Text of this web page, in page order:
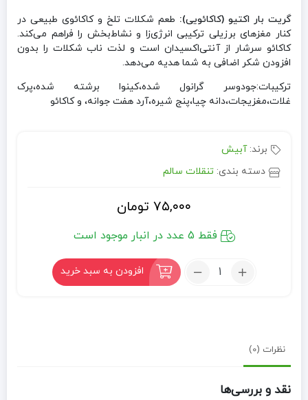
گریت بار اکتیو (کاکائویی): طعم شکلات تلخ و کاکائوی طبیعی در
کنار مغزهای برزیلی ترکیبی انرژی‌زا و نشاط‌بخش را فراهم می‌کند.
کاکائو سرشار از آنتی‌اکسیدان است و لذت ناب شکلات را بدون
افزودن شکر اضافی به شما هدیه می‌دهد.
ترکیبات:جودوسر گرانول شده،کینوا برشته شده،پرک
غلات،مغزیجات،دانه چیا،پنج شیره،آرد هفت جوانه، و کاکائو
برند:آبیش
دسته بندی: تنقلات سالم
۷۵,۰۰۰ تومان
فقط 5 عدد در انبار موجود است
تعداد:
افزودن به سبد خرید
نظرات (0)
نقد و بررسی‌ها